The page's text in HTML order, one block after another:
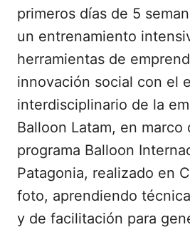
primeros días de 5
un entrenamiento
herramientas de
innovación social con el
interdisciplinario de la
Balloon Latam, en marco
programa Balloon
Patagonia, realizado en
foto, aprendiendo
y de facilitación para